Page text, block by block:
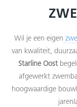
Wil je een eigen
van kwaliteit,
Starline Oost
afgewerkt
hoogwaardige